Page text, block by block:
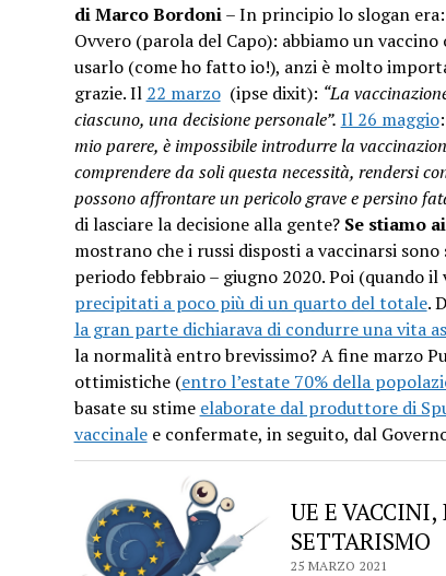
di Marco Bordoni– In principio lo slogan era:
Ovvero (parola del Capo): abbiamo un
usarlo (come ho fatto io!), anzi è molto
grazie. Il 22 marzo(ipse dixit): “La
ciascuno, una decisione personale”. Il 26 maggio:
mio parere, è impossibile introdurre la
comprendere da soli questa necessità, rendersi
possono affrontare un pericolo grave e persino
di lasciare la decisione alla gente? Se stiamo
mostrano che i russi disposti a vaccinarsi
periodo febbraio – giugno 2020. Poi (quando
precipitati a poco più di un quarto del totale.
la gran parte dichiarava di condurre una vita
la normalità entro brevissimo? A fine marzo
ottimistiche (entro l’estate 70% della
basate su stime elaborate dal produttore di
vaccinalee confermate, in seguito, dal
UE E VACCINI,
SETTARISMO
25 MARZO 2021